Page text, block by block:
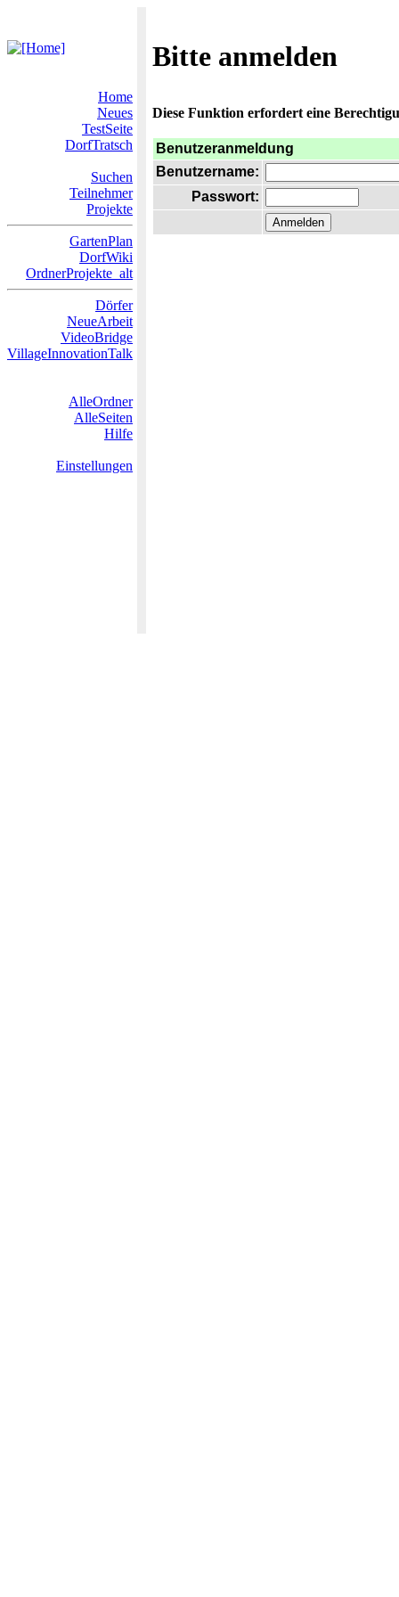
Bitte anmelden
Home
Neues
TestSeite
DorfTratsch
Suchen
Teilnehmer
Projekte
GartenPlan
DorfWiki
OrdnerProjekte_alt
Dörfer
NeueArbeit
VideoBridge
VillageInnovationTalk
AlleOrdner
AlleSeiten
Hilfe
Einstellungen
Diese Funktion erfordert eine
Benutzeranmeldung
Benutzername:
Passwort: